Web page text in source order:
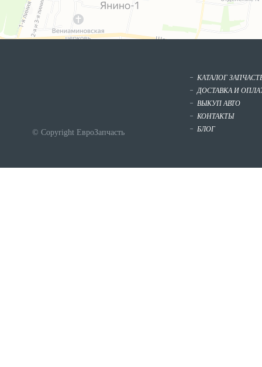
© Copyright ЕвроЗапчасть
КАТАЛОГ
ДОСТАВКА И
ВЫКУП АВТО
КОНТАКТЫ
БЛОГ